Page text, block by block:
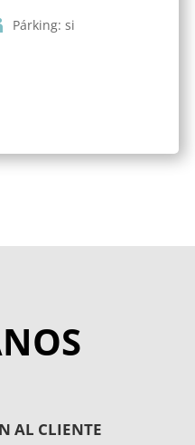
Párking: si
AL CLIENTE